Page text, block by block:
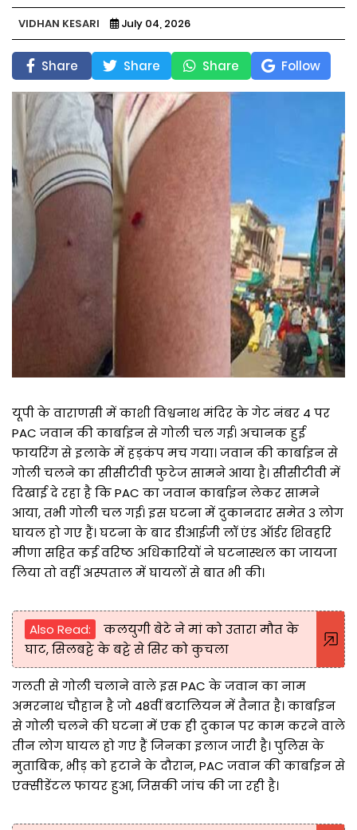
VIDHAN KESARI July 04, 2026
Share Share Share Follow
यूपी के वाराणसी में काशी विश्वनाथ मंदिर के गेट नंबर 4 पर
PAC जवान की कार्बाइन से गोली चल गई। अचानक हुई
फायरिंग से इलाके में हड़कंप मच गया। जवान की कार्बाइन से
गोली चलने का सीसीटीवी फुटेज सामने आया है। सीसीटीवी में
दिखाई दे रहा है कि PAC का जवान कार्बाइन लेकर सामने
आया, तभी गोली चल गई। इस घटना में दुकानदार समेत 3 लोग
घायल हो गए हैं। घटना के बाद डीआईजी लॉ एंड ऑर्डर शिवहरि
मीणा सहित कई वरिष्ठ अधिकारियों ने घटनास्थल का जायजा
लिया तो वहीं अस्पताल में घायलों से बात भी की।
Also Read:
कलयुगी बेटे ने मां को उतारा मौत के
घाट, सिलबट्टे के बट्टे से सिर को कुचला
गलती से गोली चलाने वाले इस PAC के जवान का नाम
अमरनाथ चौहान है जो 48वीं बटालियन में तैनात है। कार्बाइन
से गोली चलने की घटना में एक ही दुकान पर काम करने वाले
तीन लोग घायल हो गए हैं जिनका इलाज जारी है। पुलिस के
मुताबिक, भीड़ को हटाने के दौरान, PAC जवान की कार्बाइन से
एक्सीडेंटल फायर हुआ, जिसकी जांच की जा रही है।